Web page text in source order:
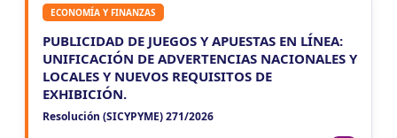
ECONOMÍA Y FINANZAS
PUBLICIDAD DE JUEGOS Y APUESTAS EN LÍNEA:
UNIFICACIÓN DE ADVERTENCIAS NACIONALES Y
LOCALES Y NUEVOS REQUISITOS DE
EXHIBICIÓN.
Resolución (SICYPYME) 271/2026